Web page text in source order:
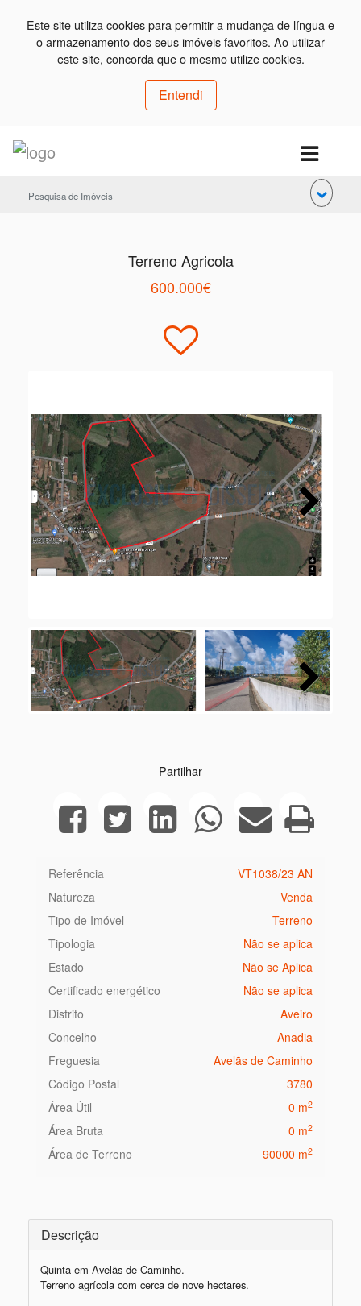
Este site utiliza cookies para permitir a mudança de língua e
o armazenamento dos seus imóveis favoritos. Ao utilizar
este site, concorda que o mesmo utilize cookies.
Entendi
Pesquisa de Imóveis
Terreno Agricola
600.000€
Next
Next
Partilhar
Referência
VT1038/23 AN
Natureza
Venda
Tipo de Imóvel
Terreno
Tipologia
Não se aplica
Estado
Não se Aplica
Certificado energético
Não se aplica
Distrito
Aveiro
Concelho
Anadia
Freguesia
Avelãs de Caminho
Código Postal
3780
Área Útil
0 m2
Área Bruta 0 m2
Área de Terreno 90000 m2
Descrição
Quinta em Avelãs de Caminho.
Terreno agrícola com cerca de nove hectares.